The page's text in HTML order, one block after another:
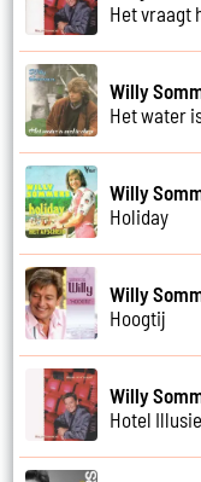
Het vraagt
Willy
Het water
Willy
Holiday
Willy
Hoogtij
Willy
Hotel Illusie